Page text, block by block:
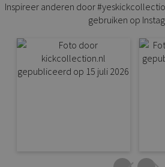
Inspireer anderen door
gebruiken op